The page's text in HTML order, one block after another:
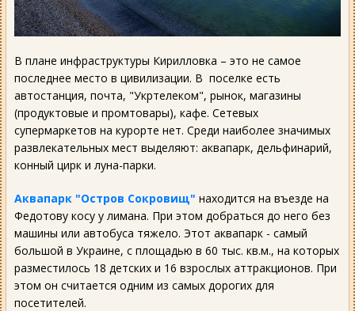
В плане инфраструктуры Кирилловка – это не самое
последнее место в цивилизации. В поселке есть
автостанция, почта, "Укртелеком", рынок, магазины
(продуктовые и промтовары), кафе. Сетевых
супермаркетов на курорте нет. Среди наиболее значимых
развлекательных мест выделяют: аквапарк, дельфинарий,
конный цирк и луна-парки.
Аквапарк "Остров Сокровищ" находится на въезде на
Федотову косу у лимана. При этом добраться до него без
машины или автобуса тяжело. Этот аквапарк - самый
большой в Украине, с площадью в 60 тыс. кв.м., на которых
разместилось 18 детских и 16 взрослых аттракционов. При
этом он считается одним из самых дорогих для
посетителей.